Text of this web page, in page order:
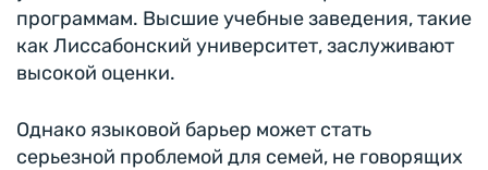
программам. Высшие учебные заведения, такие
как Лиссабонский университет, заслуживают
высокой оценки.
Однако языковой барьер может стать
серьезной проблемой для семей, не говорящих